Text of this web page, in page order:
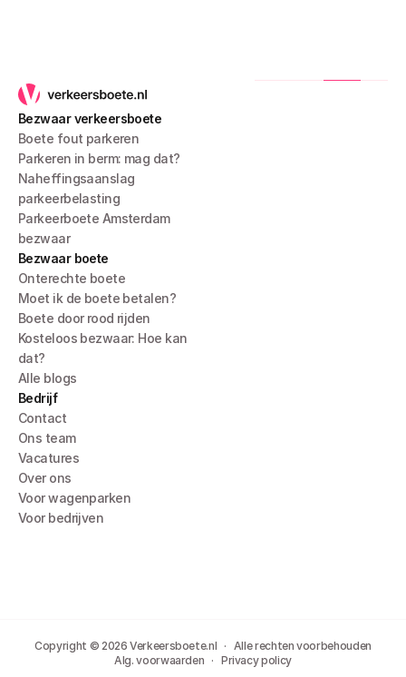
Bezwaar verkeersboete
Boete fout parkeren
Parkeren in berm: mag dat?
Naheffingsaanslag
parkeerbelasting
Parkeerboete Amsterdam
bezwaar
Bezwaar boete
Onterechte boete
Moet ik de boete betalen?
Boete door rood rijden
Kosteloos bezwaar: Hoe kan
dat?
Alle blogs
Bedrijf
Contact
Ons team
Vacatures
Over ons
Voor wagenparken
Voor bedrijven
Copyright © 2026 Verkeersboete.nl   ·   Alle rechten voorbehouden
Alg. voorwaarden
   ·
Privacy policy